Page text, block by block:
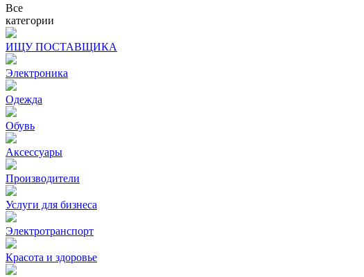
Все
категории
ИЩУ ПОСТАВЩИКА
Электроника
Одежда
Обувь
Аксессуары
Производители
Услуги для бизнеса
Электротранспорт
Красота и здоровье